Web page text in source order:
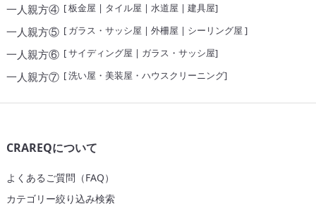
一人親方④[板金屋 | タイル屋 | 水道屋 | 建具屋]
一人親方⑤[ ガラス・サッシ屋 | 外柵屋 | シーリング屋 ]
一人親方⑥[サイディング屋 | ガラス・サッシ屋]
一人親方⑦[洗い屋・美装屋・ハウスクリーニング]
CRAREQについて
よくあるご質問（FAQ）
カテゴリー絞り込み検索